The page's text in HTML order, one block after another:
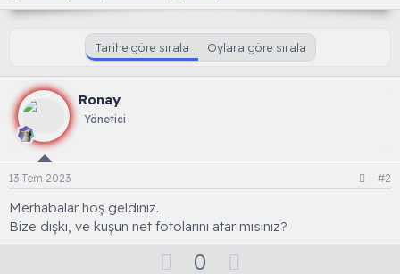
Tarihe göre sırala Oylara göre sırala
Ronay
Yönetici
13 Tem 2023 #2
Merhabalar hoş geldiniz.
Bize dışkı, ve kuşun net fotolarını atar mısınız?
O0